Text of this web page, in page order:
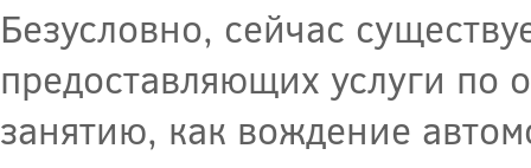
Безусловно, сейчас
предоставляющих услуги по
занятию, как вождение